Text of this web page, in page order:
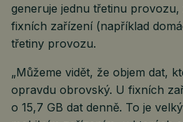
generuje jednu třetinu
fixních zařízení (například
třetiny provozu.
„Můžeme vidět, že objem dat,
opravdu obrovský. U fixních
o 15,7 GB dat denně. To je